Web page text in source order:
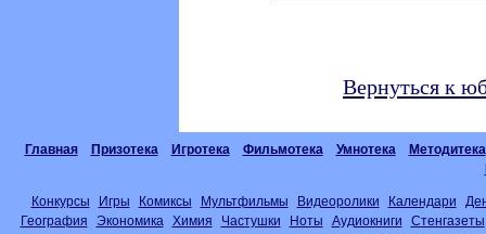
Вернуться к
Главная Призотека Игротека Фильмотека Умнотека
Методитека
Конкурсы Игры Комиксы Мультфильмы Видеоролики Календари
География
Экономика Химия Частушки Ноты Аудиокниги
Стенгазеты